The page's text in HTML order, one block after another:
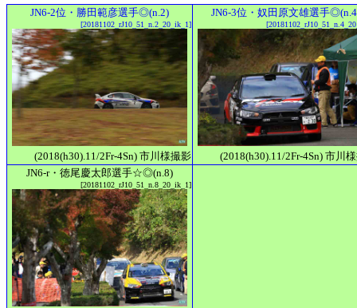
JN6-2位・勝田範彦選手◎(n.2)
[20181102_rJ10_51_n.2_20_ik_1]
(2018(h30).11/2Fr-4Sn) 市川様撮影
JN6-3位・奴田原文雄選手
(2018(h30).11/2Fr-4Sn) 市川
JN6-r・徳尾慶太郎選手☆◎(n.8)
[20181102_rJ10_51_n.8_20_ik_1]